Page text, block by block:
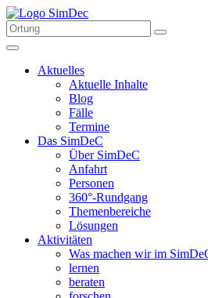
Aktuelles
Aktuelle Inhalte
Blog
Fälle
Termine
Das SimDeC
Über SimDeC
Anfahrt
Personen
360°-Rundgang
Themenbereiche
Lösungen
Aktivitäten
Was machen wir im
lernen
beraten